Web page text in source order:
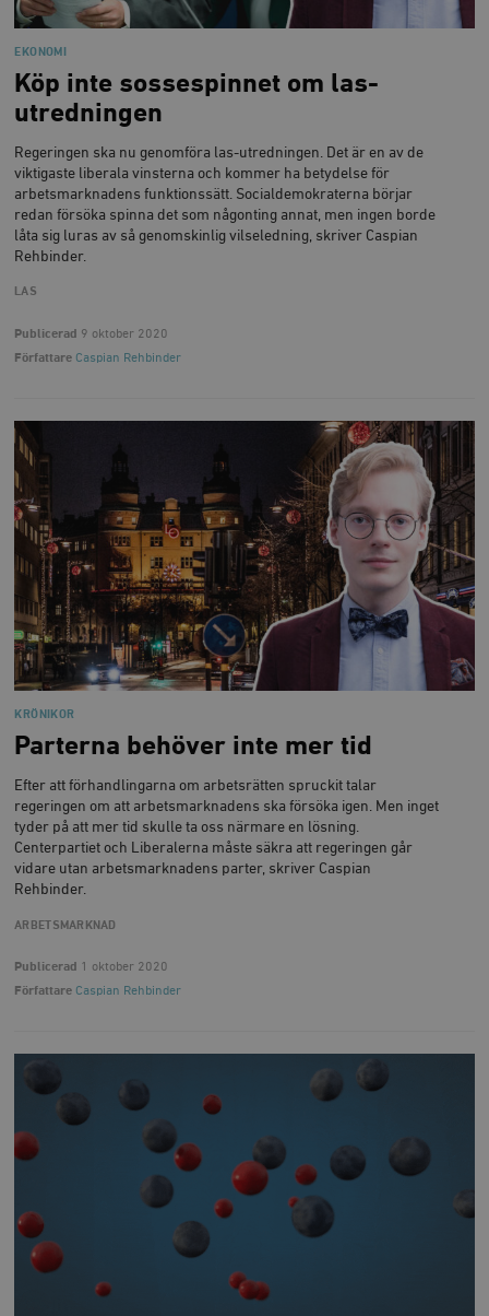
EKONOMI
Köp inte sossespinnet om las-
utredningen
Regeringen ska nu genomföra las-utredningen. Det är en av de
viktigaste liberala vinsterna och kommer ha betydelse för
arbetsmarknadens funktionssätt. Socialdemokraterna börjar
redan försöka spinna det som någonting annat, men ingen borde
låta sig luras av så genomskinlig vilseledning, skriver Caspian
Rehbinder.
LAS
Publicerad 9 oktober 2020
Författare Caspian Rehbinder
KRÖNIKOR
Parterna behöver inte mer tid
Efter att förhandlingarna om arbetsrätten spruckit talar
regeringen om att arbetsmarknadens ska försöka igen. Men inget
tyder på att mer tid skulle ta oss närmare en lösning.
Centerpartiet och Liberalerna måste säkra att regeringen går
vidare utan arbetsmarknadens parter, skriver Caspian
Rehbinder.
ARBETSMARKNAD
Publicerad 1 oktober 2020
Författare Caspian Rehbinder